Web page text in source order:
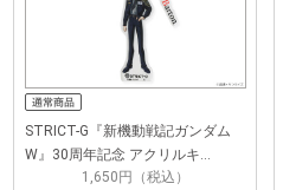
STRICT-G『新機動戦記ガンダム
W』30周年記念 アクリルキ…
1,650円（税込）